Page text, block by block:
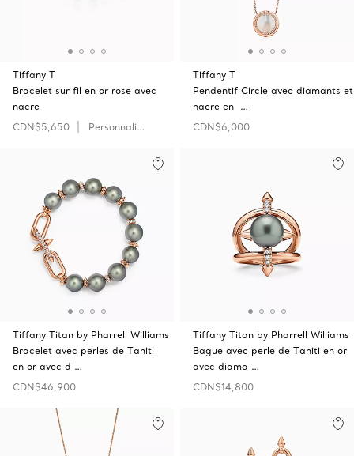
Tiffany T
Bracelet sur fil en or rose avec
nacre
CDN$5,650
Personnaliser
Tiffany T
Pendentif Circle avec diamants et
nacre en …
CDN$6,000
Tiffany Titan by Pharrell Williams
Bracelet avec perles de Tahiti
en or avec d …
CDN$46,900
Tiffany Titan by Pharrell Williams
Bague avec perle de Tahiti en or
avec diama …
CDN$14,800